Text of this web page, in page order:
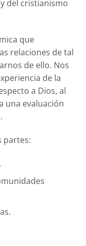
del cristianismo
que
relaciones de tal
de ello. Nos
de la
a Dios, al
una evaluación
partes: